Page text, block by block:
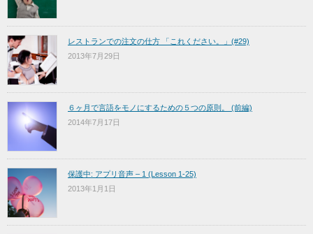
レストランでの注文の仕方 「これください。」(#29)
2013年7月29日
６ヶ月で言語をモノにするための５つの原則。 (前編)
2014年7月17日
保護中: アプリ音声 – 1 (Lesson 1-25)
2013年1月1日